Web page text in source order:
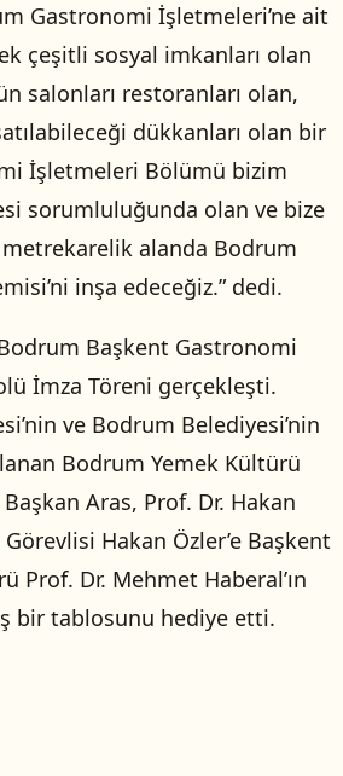
Gastronomi İşletmeleri’ne ait
çeşitli sosyal imkanları olan
salonları restoranları olan,
dükkanları olan bir
İşletmeleri Bölümü bizim
sorumluluğunda olan ve bize
alanda Bodrum
inşa edeceğiz.” dedi.
Başkent Gastronomi
İmza Töreni gerçekleşti.
ve Bodrum Belediyesi’nin
Bodrum Yemek Kültürü
Aras, Prof. Dr. Hakan
Hakan Özler’e Başkent
Prof. Dr. Mehmet Haberal’ın
bir tablosunu hediye etti.